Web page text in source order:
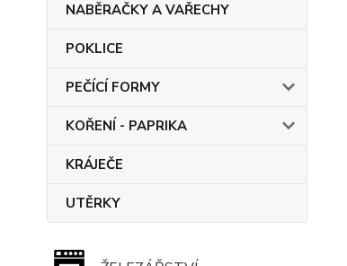
NABĚRAČKY A VAŘECHY
POKLICE
PEČÍCÍ FORMY
KOŘENÍ - PAPRIKA
KRÁJEČE
UTĚRKY